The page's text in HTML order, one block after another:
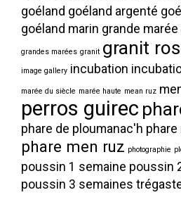
goéland goéland argenté
goéland marin grande marée
grandes marées granit granit
image gallery incubation
marée du siècle marée haute mean ruz
perros guirec
phare de ploumanac'h phare
phare men ruz photographie
poussin 1 semaine poussin
poussin 3 semaines